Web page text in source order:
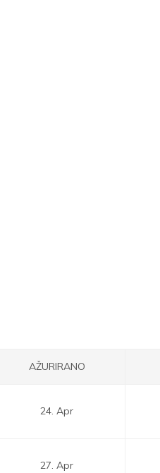
AŽURIRANO
24. Apr
27. Apr